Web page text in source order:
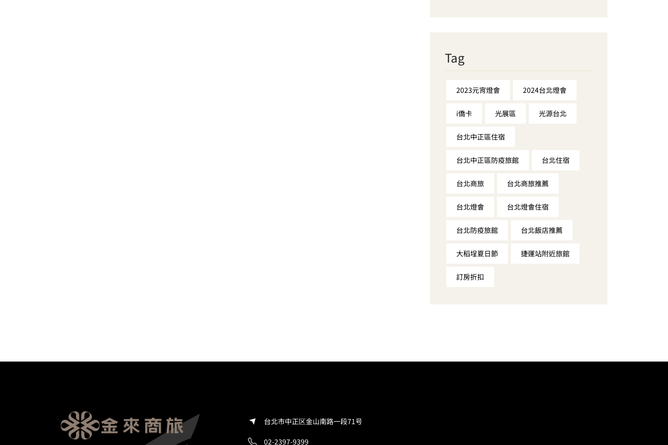
Tag
2023元宵燈會 2024台北燈會
i僑卡 光展區 光源台北
台北中正區住宿
台北中正區防疫旅館 台北住宿
台北商旅 台北商旅推薦
台北燈會 台北燈會住宿
台北防疫旅館 台北飯店推薦
大稻埕夏日節 捷運站附近旅館
訂房折扣
台北市中正区金山南路一段71号
02-2397-9399